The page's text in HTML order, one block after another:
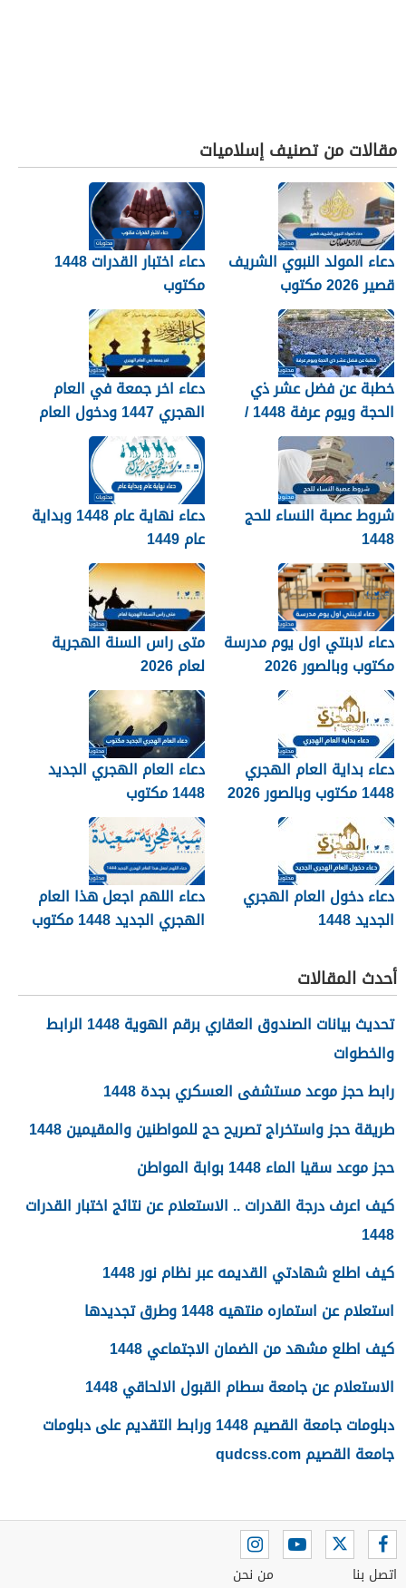
مقالات من تصنيف إسلاميات
دعاء المولد النبوي الشريف
قصير 2026 مكتوب
دعاء اختبار القدرات 1448
مكتوب
خطبة عن فضل عشر ذي
الحجة ويوم عرفة 1448 /
2026
دعاء اخر جمعة في العام
الهجري 1447 ودخول العام
الجديد 1448
شروط عصبة النساء للحج
1448
دعاء نهاية عام 1448 وبداية
عام 1449
دعاء لابنتي اول يوم مدرسة
مكتوب وبالصور 2026
متى راس السنة الهجرية
لعام 2026
دعاء بداية العام الهجري
1448 مكتوب وبالصور 2026
دعاء العام الهجري الجديد
1448 مكتوب
دعاء دخول العام الهجري
الجديد 1448
دعاء اللهم اجعل هذا العام
الهجري الجديد 1448 مكتوب
أحدث المقالات
تحديث بيانات الصندوق العقاري برقم الهوية 1448 الرابط
والخطوات
رابط حجز موعد مستشفى العسكري بجدة 1448
طريقة حجز واستخراج تصريح حج للمواطنين والمقيمين 1448
حجز موعد سقيا الماء 1448 بوابة المواطن
كيف اعرف درجة القدرات .. الاستعلام عن نتائج اختبار القدرات
1448
كيف اطلع شهادتي القديمه عبر نظام نور 1448
استعلام عن استماره منتهيه 1448 وطرق تجديدها
كيف اطلع مشهد من الضمان الاجتماعي 1448
الاستعلام عن جامعة سطام القبول الالحاقي 1448
دبلومات جامعة القصيم 1448 ورابط التقديم على دبلومات
جامعة القصيم qudcss.com
اتصل بنا من نحن